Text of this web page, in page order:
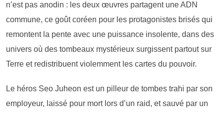
n’est pas anodin : les deux œuvres partagent une ADN
commune, ce goût coréen pour les protagonistes brisés qui
remontent la pente avec une puissance insolente, dans des
univers où des tombeaux mystérieux surgissent partout sur
Terre et redistribuent violemment les cartes du pouvoir.
Le héros Seo Juheon est un pilleur de tombes trahi par son
employeur, laissé pour mort lors d’un raid, et sauvé par un